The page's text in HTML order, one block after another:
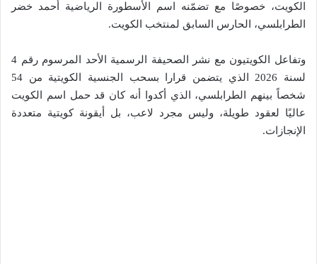
الكويت، خصوصًا مع تضمّنه اسم الأسطورة الرياضية أحمد خضر
الطرابلسي، الحارس السابق لمنتخب الكويت.
وتفاعل الكويتيون مع نشر الصحيفة الرسمية الأحد المرسوم رقم 4
لسنة 2026 الذي يتضمن قرارا بسحب الجنسية الكويتية من 54
شخصاً بينهم الطرابلسي، الذي أكدوا أنه كان قد حمل اسم الكويت
عاليًا لعقود طويلة، وليس مجرد لاعب، بل أيقونة كويتية متعددة
الإنجازات.